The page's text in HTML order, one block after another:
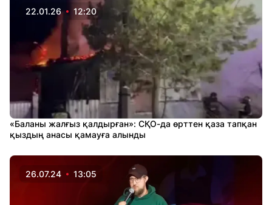
22.01.26 12:20
«Баланы жалғыз қалдырған»: СҚО-да өрттен қаза тапқан
қыздың анасы қамауға алынды
26.07.24 13:05